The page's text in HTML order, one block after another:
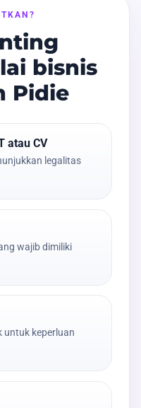
bisnis
Pidie
atau CV
legalitas
wajib dimiliki
untuk keperluan